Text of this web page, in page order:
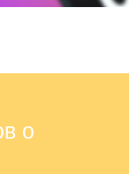
о